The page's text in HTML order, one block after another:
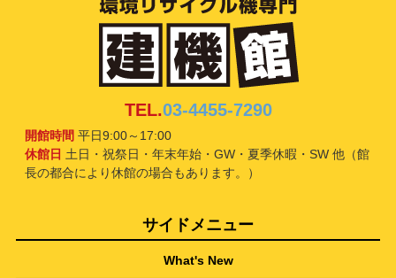
TEL.03-4455-7290
開館時間 平日9:00～17:00
休館日 土日・祝祭日・年末年始・GW・夏季休暇・SW 他（館
長の都合により休館の場合もあります。）
サイドメニュー
What's New